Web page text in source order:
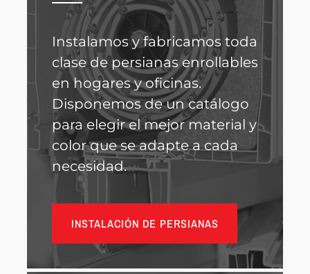
Instalamos y fabricamos toda
clase de persianas enrollables
en hogares y oficinas.
Disponemos de un catálogo
para elegir el mejor material y
color que se adapte a cada
necesidad.
INSTALACIÓN DE PERSIANAS